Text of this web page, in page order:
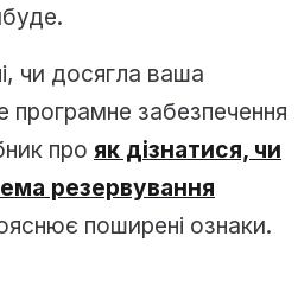
чи досягла ваша
програмне забезпечення
про як дізнатися, чи
резервування
поширені ознаки.